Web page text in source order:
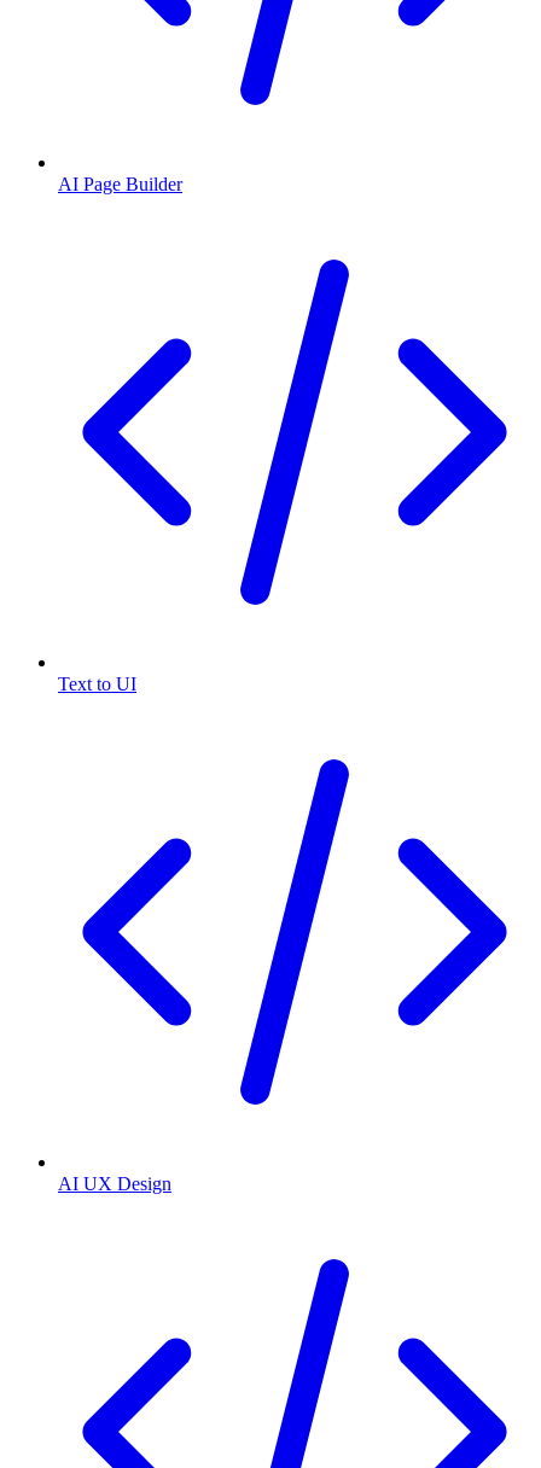
AI Page Builder
Text to UI
AI UX Design